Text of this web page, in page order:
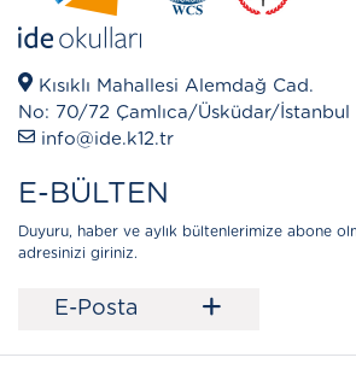
Kısıklı Mahallesi Alemdağ Cad.
No: 70/72 Çamlıca/Üsküdar/İstanbul
info@ide.k12.tr
E-BÜLTEN
Duyuru, haber ve aylık bültenlerimize abone
adresinizi giriniz.
E-Posta +